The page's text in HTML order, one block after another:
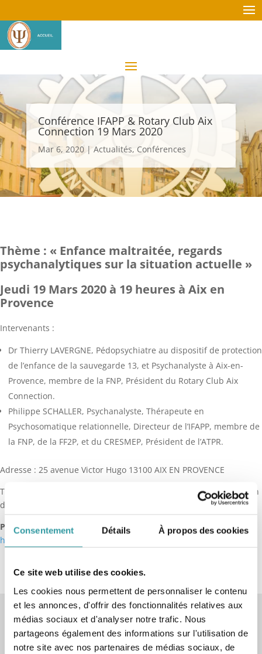
Consentement Détails À propos des cookies
Ce site web utilise des cookies.
Les cookies nous permettent de personnaliser le contenu
et les annonces, d'offrir des fonctionnalités relatives aux
médias sociaux et d'analyser notre trafic. Nous
partageons également des informations sur l'utilisation de
notre site avec nos partenaires de médias sociaux, de
Conférence IFAPP & Rotary Club Aix
Connection 19 Mars 2020
Mar 6, 2020|Actualités, Conférences
Thème : « Enfance maltraitée, regards
psychanalytiques sur la situation actuelle »
Jeudi 19 Mars 2020 à 19 heures à Aix en
Provence
Intervenants :
Dr Thierry LAVERGNE, Pédopsychiatre au dispositif de protection
de l’enfance de la sauvegarde 13, et Psychanalyste à Aix-en-
Provence, membre de la FNP, Président du Rotary Club Aix
Connection.
Philippe SCHALLER, Psychanalyste, Thérapeute en
Psychosomatique relationnelle, Directeur de l’IFAPP, membre de
la FNP, de la FF2P, et du CRESMEP, Président de l’ATPR.
Adresse : 25 avenue Victor Hugo 13100 AIX EN PROVENCE
Tarif : 10 €, intégralement reversés aux Associations de Protection
de l’Enfance
Pour vous inscrire, cliquez ci-dessous :
https://www.fedepsy.fr/conférences/
COURS ET CONFÉRENCES
1 place de la Concorde
13150 TARASCON